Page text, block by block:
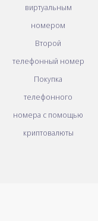
виртуальным
номером
Второй
телефонный номер
Покупка
телефонного
номера с помощью
криптовалюты